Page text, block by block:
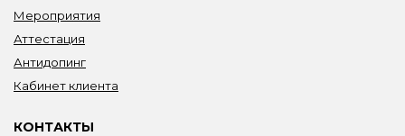
Мероприятия
Аттестация
Антидопинг
Кабинет клиента
КОНТАКТЫ